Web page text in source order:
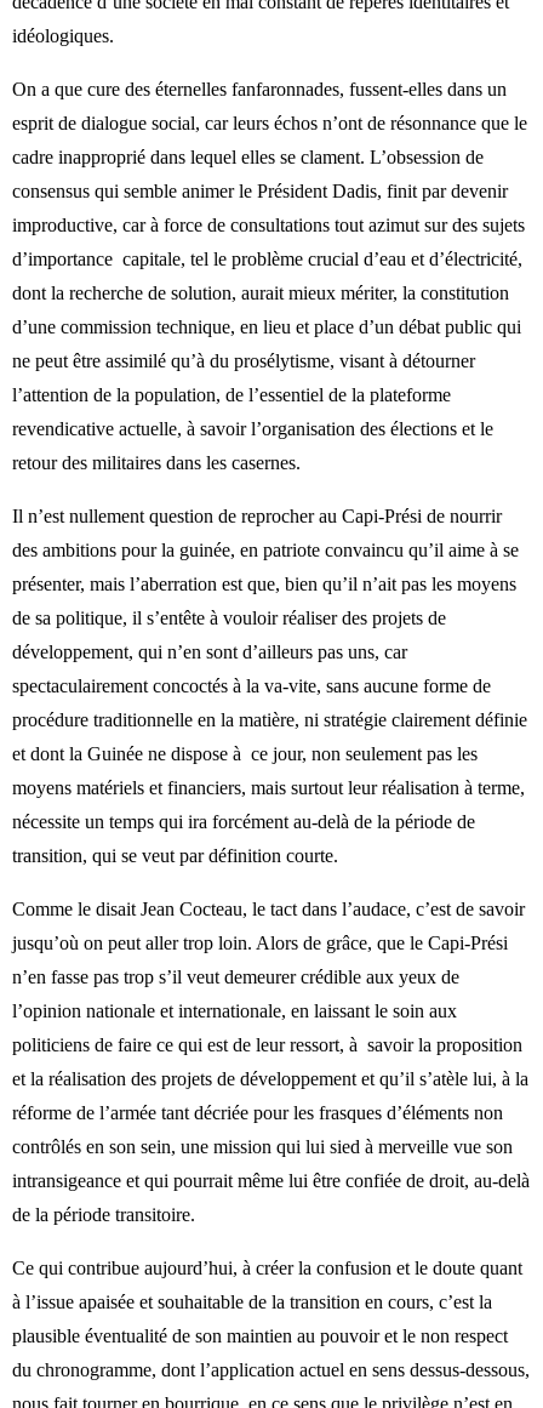
idéologiques.
On a que cure des éternelles fanfaronnades, fussent-elles dans un
esprit de dialogue social, car leurs échos n’ont de résonnance que le
cadre inapproprié dans lequel elles se clament. L’obsession de
consensus qui semble animer le Président Dadis, finit par devenir
improductive, car à force de consultations tout azimut sur des sujets
d’importance capitale, tel le problème crucial d’eau et d’électricité,
dont la recherche de solution, aurait mieux mériter, la constitution
d’une commission technique, en lieu et place d’un débat public qui
ne peut être assimilé qu’à du prosélytisme, visant à détourner
l’attention de la population, de l’essentiel de la plateforme
revendicative actuelle, à savoir l’organisation des élections et le
retour des militaires dans les casernes.
Il n’est nullement question de reprocher au Capi-Prési de nourrir
des ambitions pour la guinée, en patriote convaincu qu’il aime à se
présenter, mais l’aberration est que, bien qu’il n’ait pas les moyens
de sa politique, il s’entête à vouloir réaliser des projets de
développement, qui n’en sont d’ailleurs pas uns, car
spectaculairement concoctés à la va-vite, sans aucune forme de
procédure traditionnelle en la matière, ni stratégie clairement définie
et dont la Guinée ne dispose à ce jour, non seulement pas les
moyens matériels et financiers, mais surtout leur réalisation à terme,
nécessite un temps qui ira forcément au-delà de la période de
transition, qui se veut par définition courte.
Comme le disait Jean Cocteau, le tact dans l’audace, c’est de savoir
jusqu’où on peut aller trop loin. Alors de grâce, que le Capi-Prési
n’en fasse pas trop s’il veut demeurer crédible aux yeux de
l’opinion nationale et internationale, en laissant le soin aux
politiciens de faire ce qui est de leur ressort, à savoir la proposition
et la réalisation des projets de développement et qu’il s’atèle lui, à la
réforme de l’armée tant décriée pour les frasques d’éléments non
contrôlés en son sein, une mission qui lui sied à merveille vue son
intransigeance et qui pourrait même lui être confiée de droit, au-delà
de la période transitoire.
Ce qui contribue aujourd’hui, à créer la confusion et le doute quant
à l’issue apaisée et souhaitable de la transition en cours, c’est la
plausible éventualité de son maintien au pouvoir et le non respect
du chronogramme, dont l’application actuel en sens dessus-dessous,